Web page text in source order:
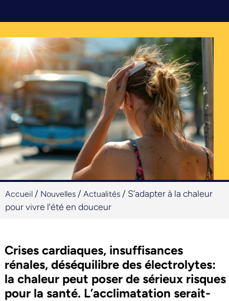
Accueil / Nouvelles / Actualités / S’adapter à la chaleur
pour vivre l’été en douceur
Crises cardiaques, insuffisances
rénales, déséquilibre des électrolytes:
la chaleur peut poser de sérieux risques
pour la santé. L’acclimatation serait-